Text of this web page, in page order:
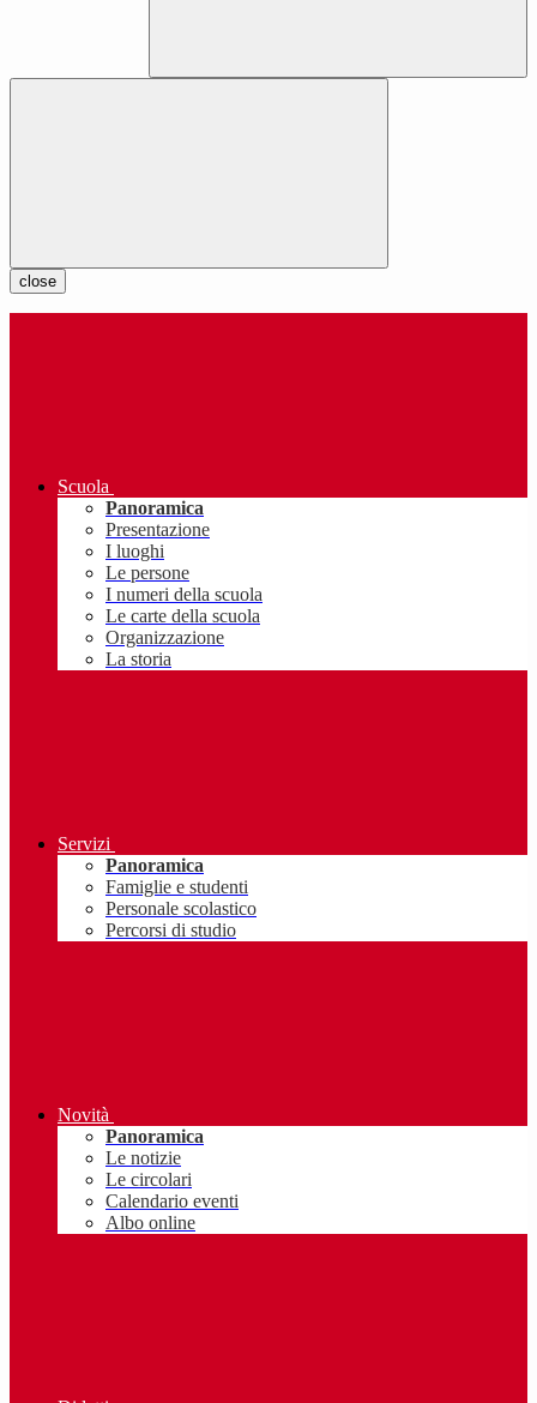
close
Scuola
Panoramica
Presentazione
I luoghi
Le persone
I numeri della scuola
Le carte della scuola
Organizzazione
La storia
Servizi
Panoramica
Famiglie e studenti
Personale scolastico
Percorsi di studio
Novità
Panoramica
Le notizie
Le circolari
Calendario eventi
Albo online